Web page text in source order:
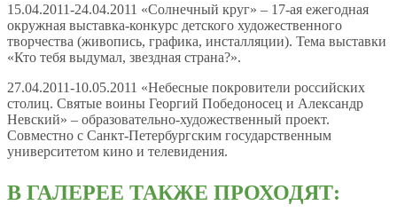
15.04.2011-24.04.2011 «Солнечный круг» – 17-ая ежегодная
окружная выставка-конкурс детского художественного
творчества (живопись, графика, инсталляции). Тема выставки
«Кто тебя выдумал, звездная страна?».
27.04.2011-10.05.2011 «Небесные покровители российских
столиц. Святые воины Георгий Победоносец и Александр
Невский» – образовательно-художественный проект.
Совместно с Санкт-Петербургским государственным
университетом кино и телевидения.
В ГАЛЕРЕЕ ТАКЖЕ ПРОХОДЯТ: